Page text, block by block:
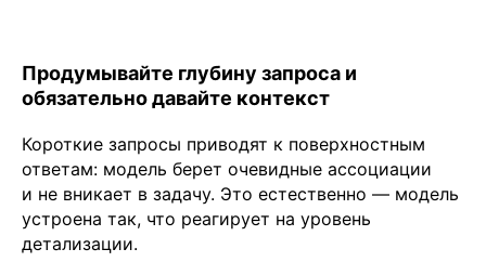
Продумывайте глубину запроса и
обязательно давайте контекст
Короткие запросы приводят к поверхностным
ответам: модель берет очевидные ассоциации
и не вникает в задачу. Это естественно — модель
устроена так, что реагирует на уровень
детализации.